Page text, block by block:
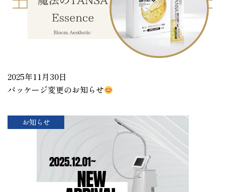
2025年11月30日
パッケージ変更のお知らせ
お知らせ